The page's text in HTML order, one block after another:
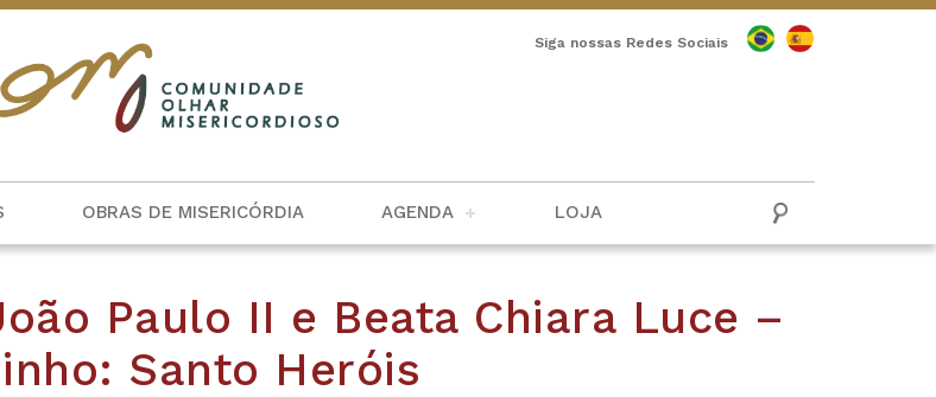
Siga nossas Redes Sociais
OBRAS DE MISERICÓRDIA AGENDA LOJA
Paulo II e Beata Chiara Luce –
Santo Heróis